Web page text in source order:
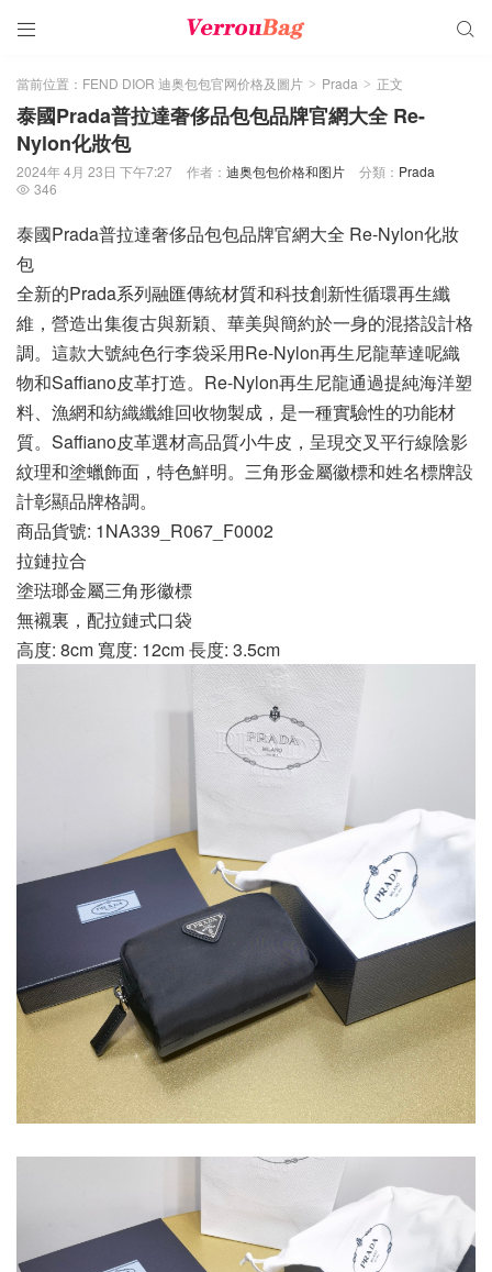
 
當前位置： FEND DIOR 迪奥包包官网价格及圖片 > Prada > 正文
泰國Prada普拉達奢侈品包包品牌官網大全 Re-
Nylon化妝包
2024年 4月 23日 下午7:27 作者： 迪奥包包价格和图片 分類： Prada
 346
泰國Prada普拉達奢侈品包包品牌官網大全 Re-Nylon化妝
包
全新的Prada系列融匯傳統材質和科技創新性循環再生纖
維，營造出集復古與新穎、華美與簡約於一身的混搭設計格
調。這款大號純色行李袋采用Re-Nylon再生尼龍華達呢織
物和Saffiano皮革打造。Re-Nylon再生尼龍通過提純海洋塑
料、漁網和紡織纖維回收物製成，是一種實驗性的功能材
質。Saffiano皮革選材高品質小牛皮，呈現交叉平行線陰影
紋理和塗蠟飾面，特色鮮明。三角形金屬徽標和姓名標牌設
計彰顯品牌格調。
商品貨號: 1NA339_R067_F0002
拉鏈拉合
塗琺瑯金屬三角形徽標
無襯裏，配拉鏈式口袋
高度: 8cm 寬度: 12cm 長度: 3.5cm